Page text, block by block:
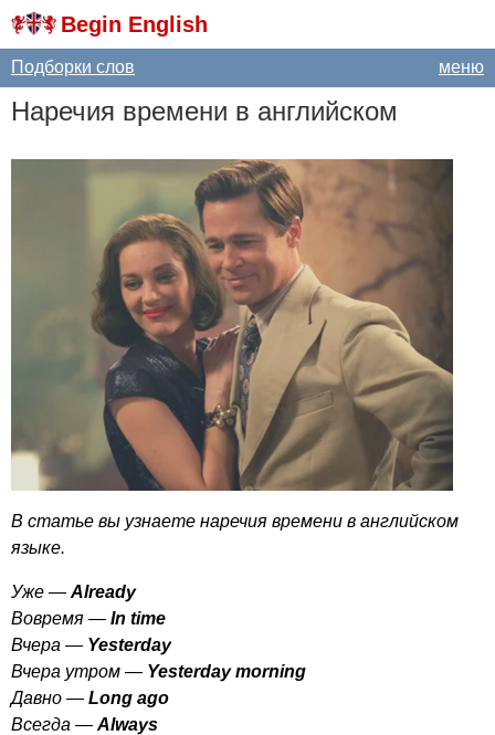
Begin English
меню
Подборки слов
Наречия времени в английском
В статье вы узнаете наречия времени в английском
языке.
Уже — Already
Вовремя — In time
Вчера — Yesterday
Вчера утром — Yesterday morning
Давно — Long ago
Всегда — Always